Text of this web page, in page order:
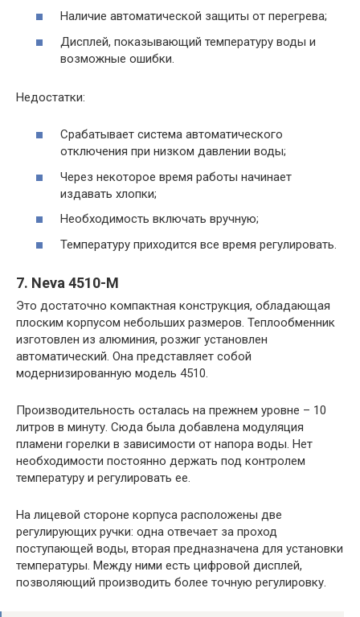
Наличие автоматической защиты от перегрева;
Дисплей, показывающий температуру воды и
возможные ошибки.
Недостатки:
Срабатывает система автоматического
отключения при низком давлении воды;
Через некоторое время работы начинает
издавать хлопки;
Необходимость включать вручную;
Температуру приходится все время регулировать.
7. Neva 4510-M
Это достаточно компактная конструкция, обладающая
плоским корпусом небольших размеров. Теплообменник
изготовлен из алюминия, розжиг установлен
автоматический. Она представляет собой
модернизированную модель 4510.
Производительность осталась на прежнем уровне – 10
литров в минуту. Сюда была добавлена модуляция
пламени горелки в зависимости от напора воды. Нет
необходимости постоянно держать под контролем
температуру и регулировать ее.
На лицевой стороне корпуса расположены две
регулирующих ручки: одна отвечает за проход
поступающей воды, вторая предназначена для установки
температуры. Между ними есть цифровой дисплей,
позволяющий производить более точную регулировку.